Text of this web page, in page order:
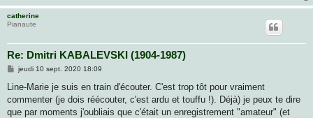
catherine
Pianaute
Re: Dmitri KABALEVSKI (1904-1987)
M
s
a
g
jeudi 10 sept. 2020 18:09
Line-Marie je suis en train d'écouter. C'est trop tôt pour vraiment
commenter (je dois réécouter, c'est ardu et touffu !). Déjà) je peux te dire
que par moments j'oubliais que c'était un enregistrement "amateur" (et